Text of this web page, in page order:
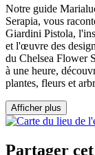
Notre guide
Serapia, vous
Giardini Pistola,
et l'œuvre des
du Chelsea Flower
à une heure,
plantes, fleurs et
Afficher plus
Partager